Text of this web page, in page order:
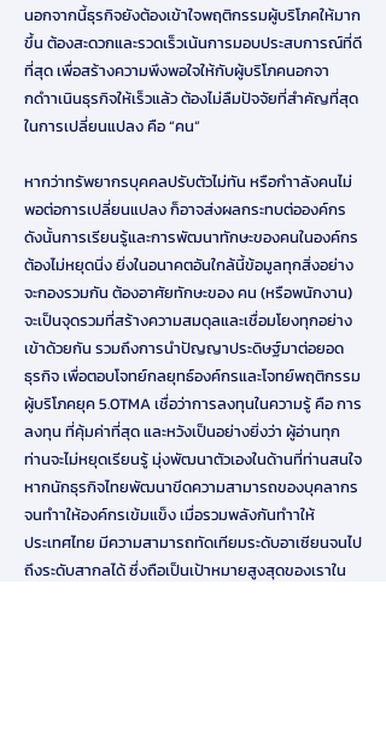
นอกจากนี้ธุรกิจยังต้องเข้าใจพฤติกรรมผู้บริโภคให้มาก
ขึ้น ต้องสะดวกและรวดเร็วเน้นการมอบประสบการณ์ที่ดี
ที่สุด เพื่อสร้างความพึงพอใจให้กับผู้บริโภคนอกจา
กดำาเนินธุรกิจให้เร็วแล้ว ต้องไม่ลืมปัจจัยที่สำคัญที่สุด
ในการเปลี่ยนแปลง คือ “คน”
หากว่าทรัพยากรบุคคลปรับตัวไม่ทัน หรือกำาลังคนไม่
พอต่อการเปลี่ยนแปลง ก็อาจส่งผลกระทบต่อองค์กร
ดังนั้นการเรียนรู้และการพัฒนาทักษะของคนในองค์กร
ต้องไม่หยุดนิ่ง ยิ่งในอนาคตอันใกล้นี้ข้อมูลทุกสิ่งอย่าง
จะกองรวมกัน ต้องอาศัยทักษะของ คน (หรือพนักงาน)
จะเป็นจุดรวมที่สร้างความสมดุลและเชื่อมโยงทุกอย่าง
เข้าด้วยกัน รวมถึงการนำปัญญาประดิษฐ์มาต่อยอด
ธุรกิจ เพื่อตอบโจทย์กลยุทธ์องค์กรและโจทย์พฤติกรรม
ผู้บริโภคยุค 5.0TMA เชื่อว่าการลงทุนในความรู้ คือ การ
ลงทุน ที่คุ้มค่าที่สุด และหวังเป็นอย่างยิ่งว่า ผู้อ่านทุก
ท่านจะไม่หยุดเรียนรู้ มุ่งพัฒนาตัวเองในด้านที่ท่านสนใจ
หากนักธุรกิจไทยพัฒนาขีดความสามารถของบุคลากร
จนทำาให้องค์กรเข้มแข็ง เมื่อรวมพลังกันทำาให้
ประเทศไทย มีความสามารถทัดเทียมระดับอาเซียนจนไป
ถึงระดับสากลได้ ซึ่งถือเป็นเป้าหมายสูงสุดของเราใน